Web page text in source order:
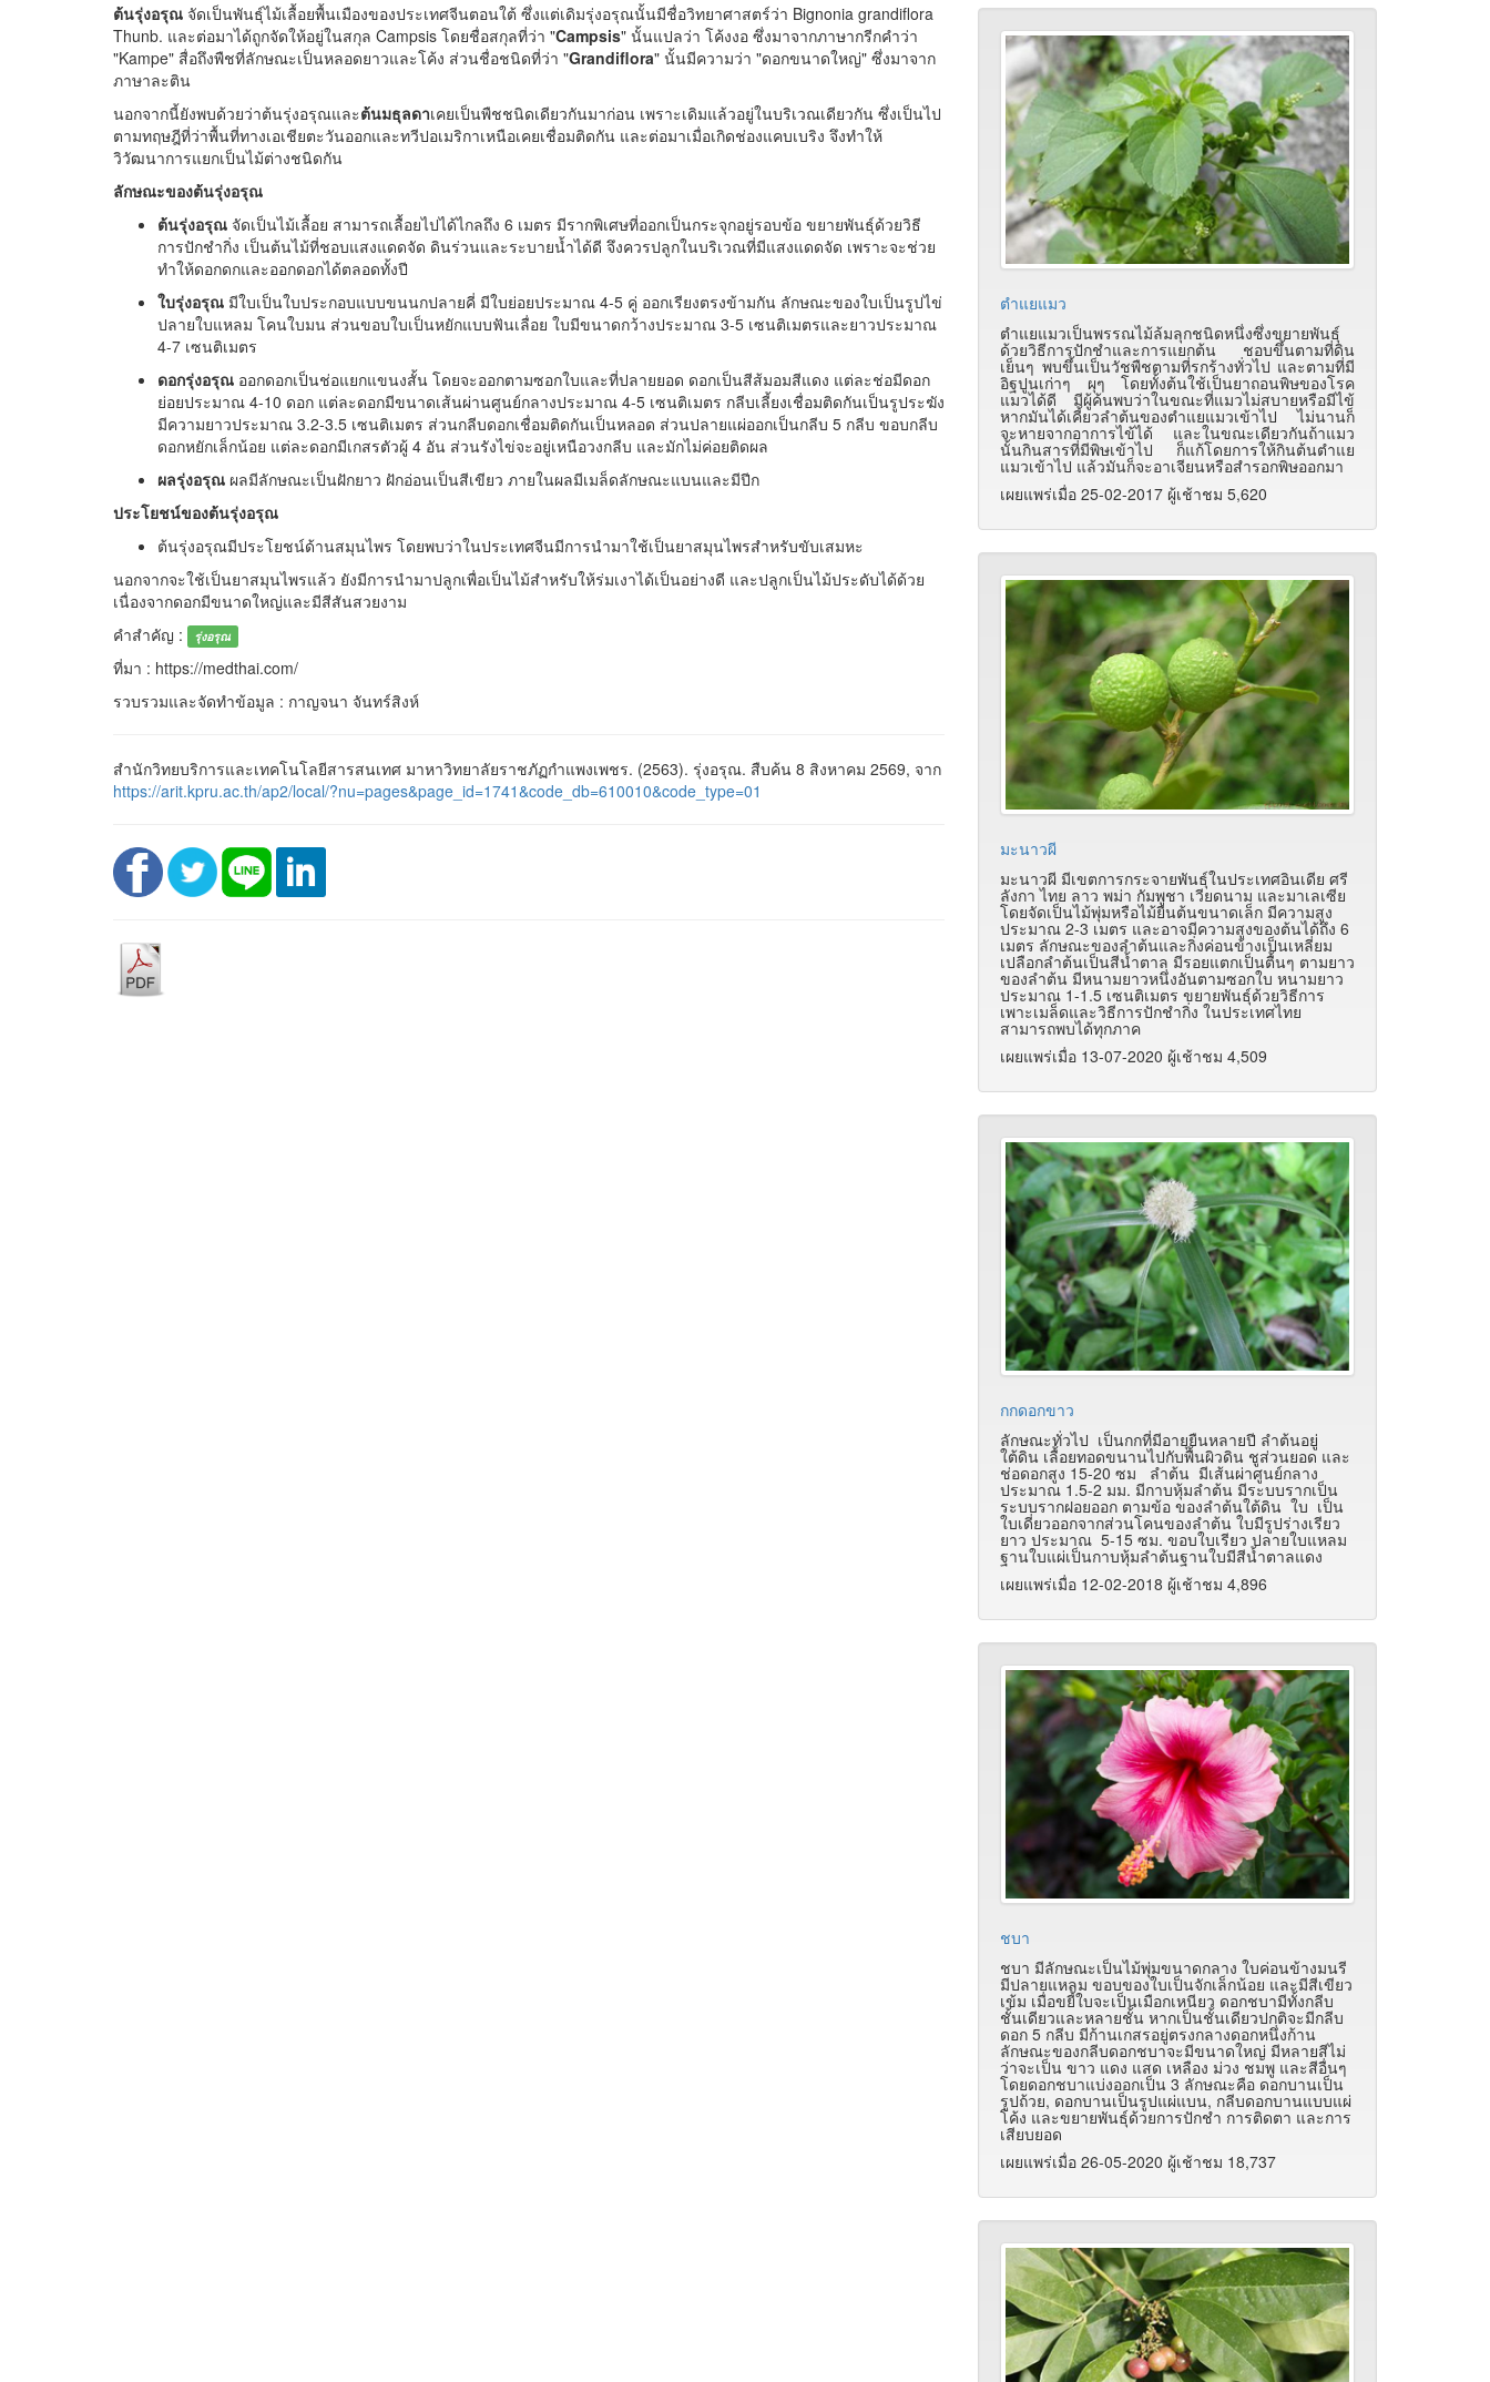
ต้นรุ่งอรุณ จัดเป็นพันธุ์ไม้เลื้อยพื้นเมืองของประเทศจีนตอนใต้ ซึ่งแต่เดิมรุ่งอรุณนั้นมีชื่อวิทยาศาสตร์ว่า Bignonia grandiflora
Thunb. และต่อมาได้ถูกจัดให้อยู่ในสกุล Campsis โดยชื่อสกุลที่ว่า "Campsis" นั้นแปลว่า โค้งงอ ซึ่งมาจากภาษากรีกคำว่า
"Kampe" สื่อถึงพืชที่ลักษณะเป็นหลอดยาวและโค้ง ส่วนชื่อชนิดที่ว่า "Grandiflora" นั้นมีความว่า "ดอกขนาดใหญ่" ซึ่งมาจาก
ภาษาละติน
นอกจากนี้ยังพบด้วยว่าต้นรุ่งอรุณและต้นมธุลดาเคยเป็นพืชชนิดเดียวกันมาก่อน เพราะเดิมแล้วอยู่ในบริเวณเดียวกัน ซึ่งเป็นไป
ตามทฤษฎีที่ว่าพื้นที่ทางเอเชียตะวันออกและทวีปอเมริกาเหนือเคยเชื่อมติดกัน และต่อมาเมื่อเกิดช่องแคบเบริง จึงทำให้
วิวัฒนาการแยกเป็นไม้ต่างชนิดกัน
ลักษณะของต้นรุ่งอรุณ
ต้นรุ่งอรุณ จัดเป็นไม้เลื้อย สามารถเลื้อยไปได้ไกลถึง 6 เมตร มีรากพิเศษที่ออกเป็นกระจุกอยู่รอบข้อ ขยายพันธุ์ด้วยวิธี
การปักชำกิ่ง เป็นต้นไม้ที่ชอบแสงแดดจัด ดินร่วนและระบายน้ำได้ดี จึงควรปลูกในบริเวณที่มีแสงแดดจัด เพราะจะช่วย
ทำให้ดอกดกและออกดอกได้ตลอดทั้งปี
ใบรุ่งอรุณ มีใบเป็นใบประกอบแบบขนนกปลายคี่ มีใบย่อยประมาณ 4-5 คู่ ออกเรียงตรงข้ามกัน ลักษณะของใบเป็นรูปไข่
ปลายใบแหลม โคนใบมน ส่วนขอบใบเป็นหยักแบบฟันเลื่อย ใบมีขนาดกว้างประมาณ 3-5 เซนติเมตรและยาวประมาณ
4-7 เซนติเมตร
ดอกรุ่งอรุณ ออกดอกเป็นช่อแยกแขนงสั้น โดยจะออกตามซอกใบและที่ปลายยอด ดอกเป็นสีส้มอมสีแดง แต่ละช่อมีดอก
ย่อยประมาณ 4-10 ดอก แต่ละดอกมีขนาดเส้นผ่านศูนย์กลางประมาณ 4-5 เซนติเมตร กลีบเลี้ยงเชื่อมติดกันเป็นรูประฆัง
มีความยาวประมาณ 3.2-3.5 เซนติเมตร ส่วนกลีบดอกเชื่อมติดกันเป็นหลอด ส่วนปลายแผ่ออกเป็นกลีบ 5 กลีบ ขอบกลีบ
ดอกหยักเล็กน้อย แต่ละดอกมีเกสรตัวผู้ 4 อัน ส่วนรังไข่จะอยู่เหนือวงกลีบ และมักไม่ค่อยติดผล
ผลรุ่งอรุณ ผลมีลักษณะเป็นฝักยาว ฝักอ่อนเป็นสีเขียว ภายในผลมีเมล็ดลักษณะแบนและมีปีก
ประโยชน์ของต้นรุ่งอรุณ
ต้นรุ่งอรุณมีประโยชน์ด้านสมุนไพร โดยพบว่าในประเทศจีนมีการนำมาใช้เป็นยาสมุนไพรสำหรับขับเสมหะ
นอกจากจะใช้เป็นยาสมุนไพรแล้ว ยังมีการนำมาปลูกเพื่อเป็นไม้สำหรับให้ร่มเงาได้เป็นอย่างดี และปลูกเป็นไม้ประดับได้ด้วย
เนื่องจากดอกมีขนาดใหญ่และมีสีสันสวยงาม
คำสำคัญ :
รุ่งอรุณ
ที่มา : https://medthai.com/
รวบรวมและจัดทำข้อมูล : กาญจนา จันทร์สิงห์
สำนักวิทยบริการและเทคโนโลยีสารสนเทศ มาหาวิทยาลัยราชภัฏกำแพงเพชร. (2563). รุ่งอรุณ. สืบค้น 8 สิงหาคม 2569, จาก
https://arit.kpru.ac.th/ap2/local/?nu=pages&page_id=1741&code_db=610010&code_type=01
ตำแยแมว
ตำแยแมวเป็นพรรณไม้ล้มลุกชนิดหนึ่งซึ่งขยายพันธุ์
ด้วยวิธีการปักชำและการแยกต้น ชอบขึ้นตามที่ดิน
เย็นๆ พบขึ้นเป็นวัชพืชตามที่รกร้างทั่วไป และตามที่มี
อิฐปูนเก่าๆ ผุๆ โดยทั้งต้นใช้เป็นยาถอนพิษของโรค
แมวได้ดี มีผู้ค้นพบว่าในขณะที่แมวไม่สบายหรือมีไข้
หากมันได้เคี้ยวลำต้นของตำแยแมวเข้าไป ไม่นานก็
จะหายจากอาการไข้ได้ และในขณะเดียวกันถ้าแมว
นั้นกินสารที่มีพิษเข้าไป ก็แก้โดยการให้กินต้นตำแย
แมวเข้าไป แล้วมันก็จะอาเจียนหรือสำรอกพิษออกมา
เผยแพร่เมื่อ 25-02-2017 ผู้เช้าชม 5,620
มะนาวผี
มะนาวผี มีเขตการกระจายพันธุ์ในประเทศอินเดีย ศรี
ลังกา ไทย ลาว พม่า กัมพูชา เวียดนาม และมาเลเซีย
โดยจัดเป็นไม้พุ่มหรือไม้ยืนต้นขนาดเล็ก มีความสูง
ประมาณ 2-3 เมตร และอาจมีความสูงของต้นได้ถึง 6
เมตร ลักษณะของลำต้นและกิ่งค่อนข้างเป็นเหลี่ยม
เปลือกลำต้นเป็นสีน้ำตาล มีรอยแตกเป็นตื้นๆ ตามยาว
ของลำต้น มีหนามยาวหนึ่งอันตามซอกใบ หนามยาว
ประมาณ 1-1.5 เซนติเมตร ขยายพันธุ์ด้วยวิธีการ
เพาะเมล็ดและวิธีการปักชำกิ่ง ในประเทศไทย
สามารถพบได้ทุกภาค
เผยแพร่เมื่อ 13-07-2020 ผู้เช้าชม 4,509
กกดอกขาว
ลักษณะทั่วไป เป็นกกที่มีอายุยืนหลายปี ลำต้นอยู่
ใต้ดิน เลื้อยทอดขนานไปกับพื้นผิวดิน ชูส่วนยอด และ
ช่อดอกสูง 15-20 ซม ลำต้น มีเส้นผ่าศูนย์กลาง
ประมาณ 1.5-2 มม. มีกาบหุ้มลำต้น มีระบบรากเป็น
ระบบรากฝอยออก ตามข้อ ของลำต้นใต้ดิน ใบ เป็น
ใบเดี่ยวออกจากส่วนโคนของลำต้น ใบมีรูปร่างเรียว
ยาว ประมาณ 5-15 ซม. ขอบใบเรียว ปลายใบแหลม
ฐานใบแผ่เป็นกาบหุ้มลำต้นฐานใบมีสีน้ำตาลแดง
เผยแพร่เมื่อ 12-02-2018 ผู้เช้าชม 4,896
ชบา
ชบา มีลักษณะเป็นไม้พุ่มขนาดกลาง ใบค่อนข้างมนรี
มีปลายแหลม ขอบของใบเป็นจักเล็กน้อย และมีสีเขียว
เข้ม เมื่อขยี้ใบจะเป็นเมือกเหนียว ดอกชบามีทั้งกลีบ
ชั้นเดียวและหลายชั้น หากเป็นชั้นเดียวปกติจะมีกลีบ
ดอก 5 กลีบ มีก้านเกสรอยู่ตรงกลางดอกหนึ่งก้าน
ลักษณะของกลีบดอกชบาจะมีขนาดใหญ่ มีหลายสีไม่
ว่าจะเป็น ขาว แดง แสด เหลือง ม่วง ชมพู และสีอื่นๆ
โดยดอกชบาแบ่งออกเป็น 3 ลักษณะคือ ดอกบานเป็น
รูปถ้วย, ดอกบานเป็นรูปแผ่แบน, กลีบดอกบานแบบแผ่
โค้ง และขยายพันธุ์ด้วยการปักชำ การติดตา และการ
เสียบยอด
เผยแพร่เมื่อ 26-05-2020 ผู้เช้าชม 18,737